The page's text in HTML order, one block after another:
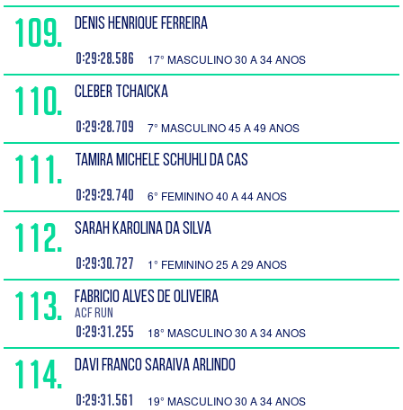
109. DENIS HENRIQUE FERREIRA
0:29:28.586 17° MASCULINO 30 A 34 ANOS
110. CLEBER TCHAICKA
0:29:28.709 7° MASCULINO 45 A 49 ANOS
111. TAMIRA MICHELE SCHUHLI DA CAS
0:29:29.740 6° FEMININO 40 A 44 ANOS
112. SARAH KAROLINA DA SILVA
0:29:30.727 1° FEMININO 25 A 29 ANOS
113. FABRICIO ALVES DE OLIVEIRA
ACF RUN
0:29:31.255 18° MASCULINO 30 A 34 ANOS
114. DAVI FRANCO SARAIVA ARLINDO
0:29:31.561 19° MASCULINO 30 A 34 ANOS